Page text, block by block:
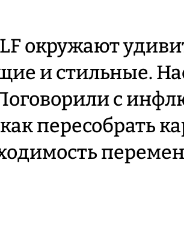
окружают
и стильные.
с
пересобрать